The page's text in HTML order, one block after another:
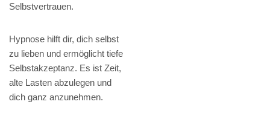
Selbstvertrauen.
Hypnose hilft dir, dich selbst
zu lieben und ermöglicht tiefe
Selbstakzeptanz. Es ist Zeit,
alte Lasten abzulegen und
dich ganz anzunehmen.